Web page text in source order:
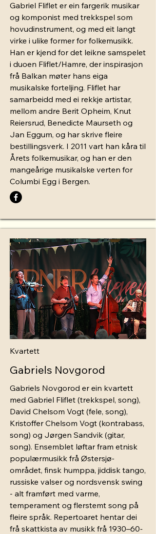
Gabriel Fliflet er ein fargerik musikar
og komponist med trekkspel som
hovudinstrument, og med eit langt
virke i ulike former for folkemusikk.
Han er kjend for det leikne samspelet
i duoen Fliflet/Hamre, der inspirasjon
frå Balkan møter hans eiga
musikalske forteljing. Fliflet har
samarbeidd med ei rekkje artistar,
mellom andre Berit Opheim, Knut
Reiersrud, Benedicte Maurseth og
Jan Eggum, og har skrive fleire
bestillingsverk. I 2011 vart han kåra til
Årets folkemusikar, og han er den
mangeårige musikalske verten for
Columbi Egg i Bergen.​​​
Kvartett
Gabriels Novgorod
Gabriels Novgorod er ein kvartett
med Gabriel Fliflet (trekkspel, song),
David Chelsom Vogt (fele, song),
Kristoffer Chelsom Vogt (kontrabass,
song) og Jørgen Sandvik (gitar,
song). Ensemblet løftar fram etnisk
populærmusikk frå Østersjø-
området, finsk humppa, jiddisk tango,
russiske valser og nordsvensk swing
- alt framført med varme,
temperament og flerstemt song på
fleire språk. Repertoaret hentar dei
frå skattkista av musikk frå 1930–60-